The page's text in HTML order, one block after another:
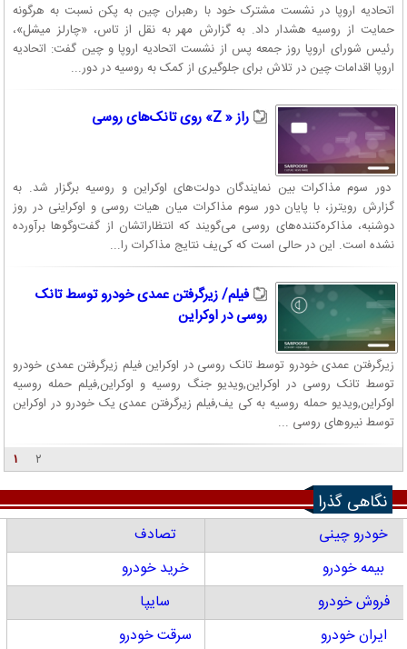
اتحادیه اروپا در نشست مشترک خود با رهبران چین به پکن نسبت به هرگونه
حمایت از روسیه هشدار داد. به گزارش مهر به نقل از تاس، «چارلز میشل»،
رئیس شورای اروپا روز جمعه پس از نشست اتحادیه اروپا و چین گفت: اتحادیه
اروپا اقدامات چین در تلاش برای جلوگیری از کمک به روسیه در دور...
راز « Z» روی تانک‌‏‏های روسی
دور سوم مذاکرات بین نمایندگان دولت‌های اوکراین و روسیه برگزار شد. به
گزارش رویترز، با پایان دور سوم مذاکرات میان هیات روسی و اوکراینی در روز
دوشنبه، مذاکره‌‌کننده‌های روسی می‌‌گویند که انتظاراتشان از گفت‌وگوها برآورده
نشده است. این در حالی است که کی‌‌یف نتایج مذاکرات را...
فیلم/ زیرگرفتن عمدی خودرو توسط تانک
روسی در اوکراین
زیرگرفتن عمدی خودرو توسط تانک روسی در اوکراین فیلم زیرگرفتن عمدی خودرو
توسط تانک روسی در اوکراین,ویدیو جنگ روسیه و اوکراین,فیلم حمله روسیه
اوکراین,ویدیو حمله روسیه به کی یف,فیلم زیرگرفتن عمدی یک خودرو در اوکراین
توسط نیروهای روسی ...
۱
۲
نگاهی گذرا
خودرو چینی
تصادف
بیمه خودرو
خرید خودرو
فروش خودرو
سایپا
ایران خودرو
سرقت خودرو